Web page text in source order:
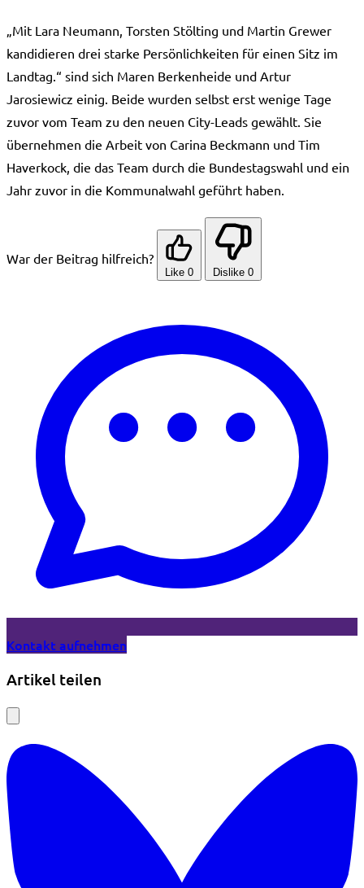
„Mit Lara Neumann, Torsten Stölting und Martin Grewer
kandidieren drei starke Persönlichkeiten für einen Sitz im
Landtag.“ sind sich Maren Berkenheide und Artur
Jarosiewicz einig. Beide wurden selbst erst wenige Tage
zuvor vom Team zu den neuen City-Leads gewählt. Sie
übernehmen die Arbeit von Carina Beckmann und Tim
Haverkock, die das Team durch die Bundestagswahl und ein
Jahr zuvor in die Kommunalwahl geführt haben.
War der Beitrag hilfreich?
Like 0 Dislike 0
Kontakt aufnehmen
Artikel teilen